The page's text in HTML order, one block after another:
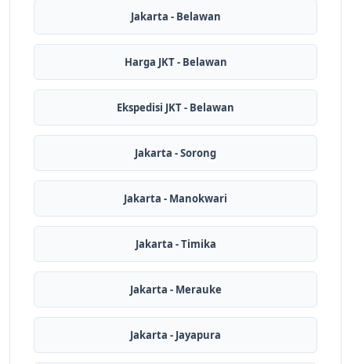
Jakarta - Belawan
Harga JKT - Belawan
Ekspedisi JKT - Belawan
Jakarta - Sorong
Jakarta - Manokwari
Jakarta - Timika
Jakarta - Merauke
Jakarta - Jayapura